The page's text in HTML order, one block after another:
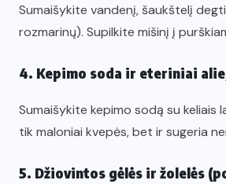
Sumaišykite vandenį, šaukštelį
rozmarinų). Supilkite mišinį į
4. Kepimo soda ir eteriniai
Sumaišykite kepimo sodą su keliais
tik maloniai kvepės, bet ir sugeria
5. Džiovintos gėlės ir žolelės